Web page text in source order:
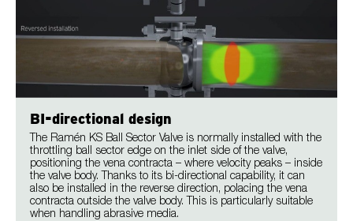
BI-directional design
The Ramén KS Ball Sector Valve is normally installed with the
throttling ball sector edge on the inlet side of the valve,
positioning the vena contracta – where velocity peaks – inside
the valve body. Thanks to its bi-directional capability, it can
also be installed in the reverse direction, polacing the vena
contracta outside the valve body. This is particularly suitable
when handling abrasive media.